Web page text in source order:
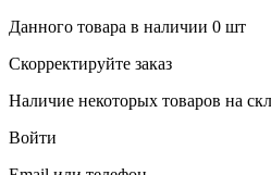
Данного товара в наличии 0 шт
Скорректируйте заказ
Наличие некоторых товаров на
Войти